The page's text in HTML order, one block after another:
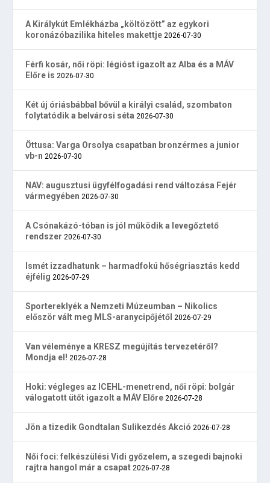
A Királykút Emlékházba „költözött” az egykori
koronázóbazilika hiteles makettje 2026-07-30
Férfi kosár, női röpi: légióst igazolt az Alba és a MÁV
Előre is 2026-07-30
Két új óriásbábbal bővül a királyi család, szombaton
folytatódik a belvárosi séta 2026-07-30
Öttusa: Varga Orsolya csapatban bronzérmes a junior
vb-n 2026-07-30
NAV: augusztusi ügyfélfogadási rend változása Fejér
vármegyében 2026-07-30
A Csónakázó-tóban is jól működik a levegőztető
rendszer 2026-07-30
Ismét izzadhatunk – harmadfokú hőségriasztás kedd
éjfélig 2026-07-29
Sportereklyék a Nemzeti Múzeumban – Nikolics
először vált meg MLS-aranycipőjétől 2026-07-29
Van véleménye a KRESZ megújítás tervezetéről?
Mondja el! 2026-07-28
Hoki: végleges az ICEHL-menetrend, női röpi: bolgár
válogatott ütőt igazolt a MÁV Előre 2026-07-28
Jön a tizedik Gondtalan Sulikezdés Akció 2026-07-28
Női foci: felkészülési Vidi győzelem, a szegedi bajnoki
rajtra hangol már a csapat 2026-07-28